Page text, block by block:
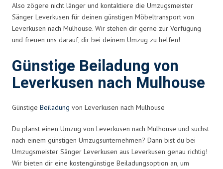
Also zögere nicht länger und kontaktiere die Umzugsmeister
Sänger Leverkusen für deinen günstigen Möbeltransport von
Leverkusen nach Mulhouse. Wir stehen dir gerne zur Verfügung
und freuen uns darauf, dir bei deinem Umzug zu helfen!
Günstige Beiladung von
Leverkusen nach Mulhouse
Günstige Beiladung von Leverkusen nach Mulhouse
Du planst einen Umzug von Leverkusen nach Mulhouse und suchst
nach einem günstigen Umzugsunternehmen? Dann bist du bei
Umzugsmeister Sänger Leverkusen aus Leverkusen genau richtig!
Wir bieten dir eine kostengünstige Beiladungsoption an, um